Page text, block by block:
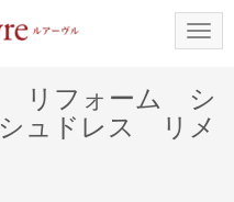
N
a
g
a
t
リフォーム シ
ュドレス リメ